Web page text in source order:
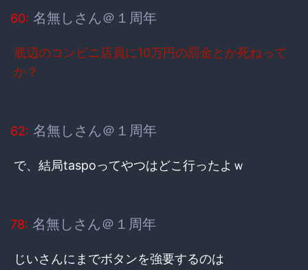
60: 名無しさん＠１周年
底辺のコンビニ店員に10万円の罰金とか死ねって
か？
62: 名無しさん＠１周年
で、結局taspoってやつはどこ行ったよｗ
78: 名無しさん＠１周年
じいさんにまでボタンを強要するのは